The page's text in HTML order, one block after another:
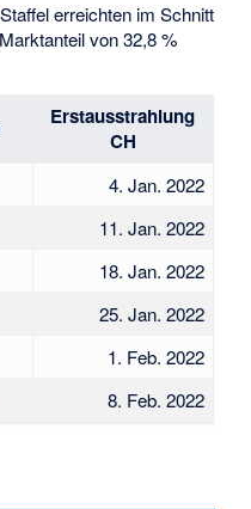
erreichten im Schnitt
von 32,8 %
Erstaus­strahlung
CH
4. Jan. 2022
11. Jan. 2022
18. Jan. 2022
25. Jan. 2022
1. Feb. 2022
8. Feb. 2022